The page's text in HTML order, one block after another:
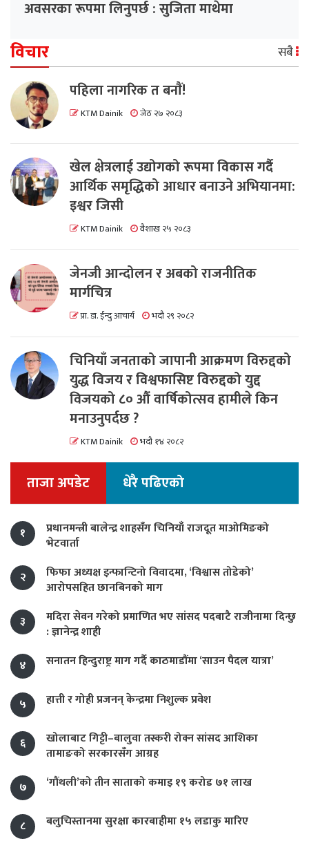
अवसरका रूपमा लिनुपर्छ : सुजिता माथेमा
विचार सबै
पहिला नागरिक त बनाैं!
KTM Dainik जेठ २७ २०८३
खेल क्षेत्रलाई उद्योगको रूपमा विकास गर्दै
आर्थिक समृद्धिको आधार बनाउने अभियानमा:
इश्वर जिसी
KTM Dainik वैशाख २५ २०८३
जेनजी आन्दोलन र अबको राजनीतिक
मार्गचित्र
प्रा. डा. ईन्दु आचार्य भदौ २९ २०८२
चिनियाँ जनताको जापानी आक्रमण विरुद्दको
युद्ध विजय र विश्वफासिष्ट विरुद्दको युद्द
विजयको ८० औं वार्षिकोत्सव हामीले किन
मनाउनुपर्दछ ?
KTM Dainik भदौ १४ २०८२
ताजा अपडेट धेरै पढिएको
१
प्रधानमन्त्री बालेन्द्र शाहसँग चिनियाँ राजदूत माओमिङको
भेटवार्ता
२
फिफा अध्यक्ष इन्फान्टिनो विवादमा, ‘विश्वास तोडेको’
आरोपसहित छानबिनको माग
३
मदिरा सेवन गरेको प्रमाणित भए सांसद पदबाटै राजीनामा दिन्छु
: ज्ञानेन्द्र शाही
४
सनातन हिन्दुराष्ट्र माग गर्दै काठमाडौंमा ‘साउन पैदल यात्रा’
५ हात्ती र गोही प्रजनन् केन्द्रमा निशुल्क प्रवेश
६
खोलाबाट गिट्टी–बालुवा तस्करी रोक्न सांसद आशिका
तामाङको सरकारसँग आग्रह
७
‘गौंथली’को तीन साताको कमाइ १९ करोड ७१ लाख
८ बलुचिस्तानमा सुरक्षा कारबाहीमा १५ लडाकु मारिए